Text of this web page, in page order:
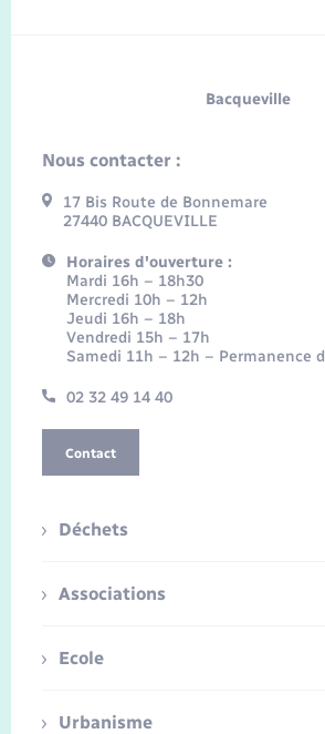
Bacqueville
Nous contacter :
17 Bis Route de Bonnemare
27440 BACQUEVILLE
Horaires d'ouverture :
Mardi 16h – 18h30
Mercredi 10h – 12h
Jeudi 16h – 18h
Vendredi 15h – 17h
Samedi 11h – 12h – Permanence
02 32 49 14 40
Contact
Déchets
Associations
Ecole
Urbanisme